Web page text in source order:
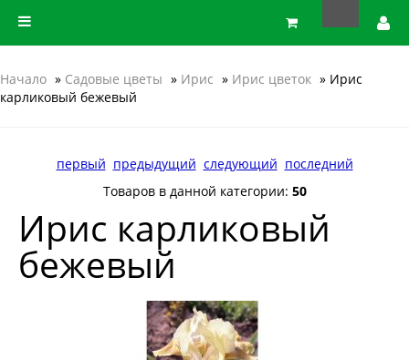
Начало » Садовые цветы » Ирис » Ирис цветок » Ирис
карликовый бежевый
первый предыдущий следующий последний
Товаров в данной категории: 50
Ирис карликовый
бежевый